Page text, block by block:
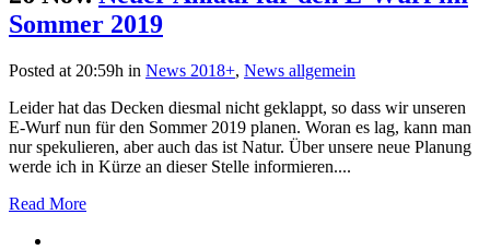
Sommer 2019
Posted at 20:59h in News 2018+, News allgemein
Leider hat das Decken diesmal nicht geklappt, so dass wir unseren
E-Wurf nun für den Sommer 2019 planen. Woran es lag, kann man
nur spekulieren, aber auch das ist Natur. Über unsere neue Planung
werde ich in Kürze an dieser Stelle informieren....
Read More